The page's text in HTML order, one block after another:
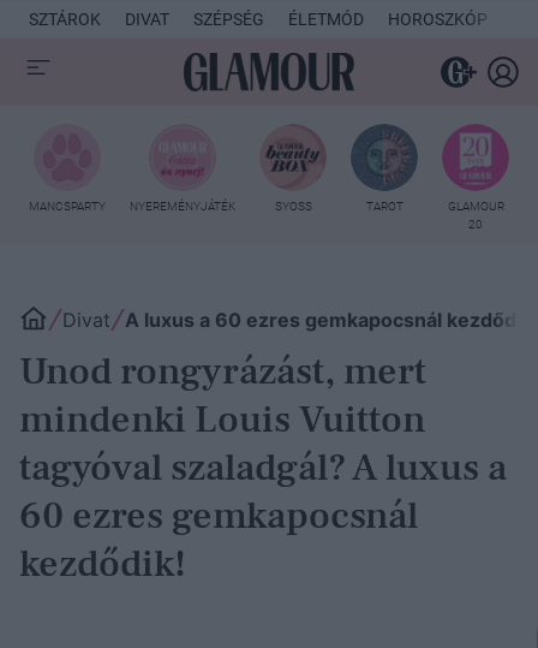
SZTÁROK DIVAT SZÉPSÉG ÉLETMÓD HOROSZKÓP
MANCSPARTY NYEREMÉNYJÁTÉK SYOSS TAROT
GLAMOUR
20
Divat A luxus a 60 ezres gemkapocsnál kezdődik!
Unod rongyrázást, mert
mindenki Louis Vuitton
tagyóval szaladgál? A luxus a
60 ezres gemkapocsnál
kezdődik!